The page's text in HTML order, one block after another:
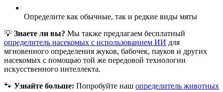
Определите как обычные, так и редкие виды мяты
💡 Знаете ли вы? Мы также предлагаем бесплатный
определитель насекомых с использованием ИИ для
мгновенного определения жуков, бабочек, пауков и других
насекомых с помощью той же передовой технологии
искусственного интеллекта.
🐾 Узнайте больше: Попробуйте наш определитель животных